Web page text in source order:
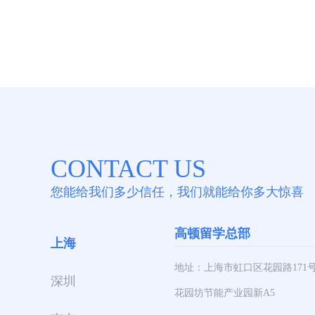
CONTACT US
您能给我们多少信任，我们就能给你多大惊喜
上海
深圳
高顿留学总部
地址：上海市虹口区花园路171
花园坊节能产业园新A5